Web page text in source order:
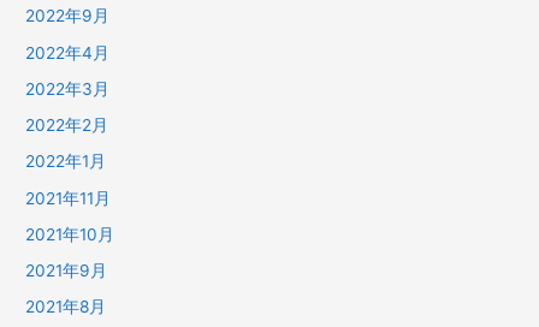
2022年9月
2022年4月
2022年3月
2022年2月
2022年1月
2021年11月
2021年10月
2021年9月
2021年8月